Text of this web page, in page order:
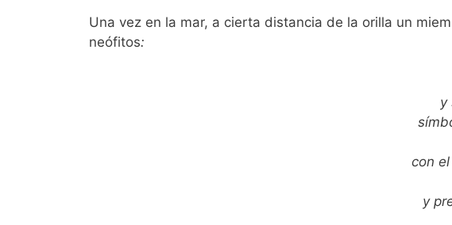
Una vez en la mar, a cierta distancia de la orilla un
neófitos:
y
con
y